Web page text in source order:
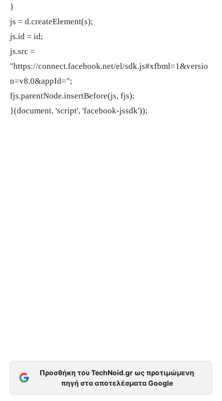
}
js = d.createElement(s);
js.id = id;
js.src =
"https://connect.facebook.net/el/sdk.js#xfbml=1&versio
n=v8.0&appId=";
fjs.parentNode.insertBefore(js, fjs);
}(document, 'script', 'facebook-jssdk'));
Προσθήκη του TechNoid.gr ως προτιμώμενη
πηγή στα αποτελέσματα Google